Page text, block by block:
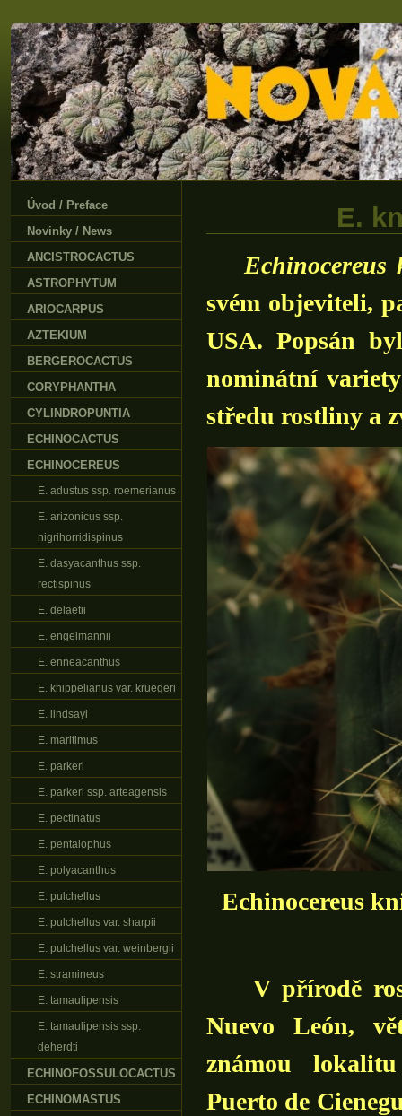
E.
svém objeviteli,
USA. Popsán
nominátní
středu rostliny a
Echinocereus
V přírodě
Nuevo León,
známou
Puerto de
Úvod / Preface
Novinky / News
ANCISTROCACTUS
ASTROPHYTUM
ARIOCARPUS
AZTEKIUM
BERGEROCACTUS
CORYPHANTHA
CYLINDROPUNTIA
ECHINOCACTUS
ECHINOCEREUS
E. adustus ssp. roemerianus
E. arizonicus ssp.
nigrihorridispinus
E. dasyacanthus ssp.
rectispinus
E. delaetii
E. engelmannii
E. enneacanthus
E. knippelianus var. kruegeri
E. lindsayi
E. maritimus
E. parkeri
E. parkeri ssp. arteagensis
E. pectinatus
E. pentalophus
E. polyacanthus
E. pulchellus
E. pulchellus var. sharpii
E. pulchellus var. weinbergii
E. stramineus
E. tamaulipensis
E. tamaulipensis ssp.
deherdti
ECHINOFOSSULOCACTUS
ECHINOMASTUS